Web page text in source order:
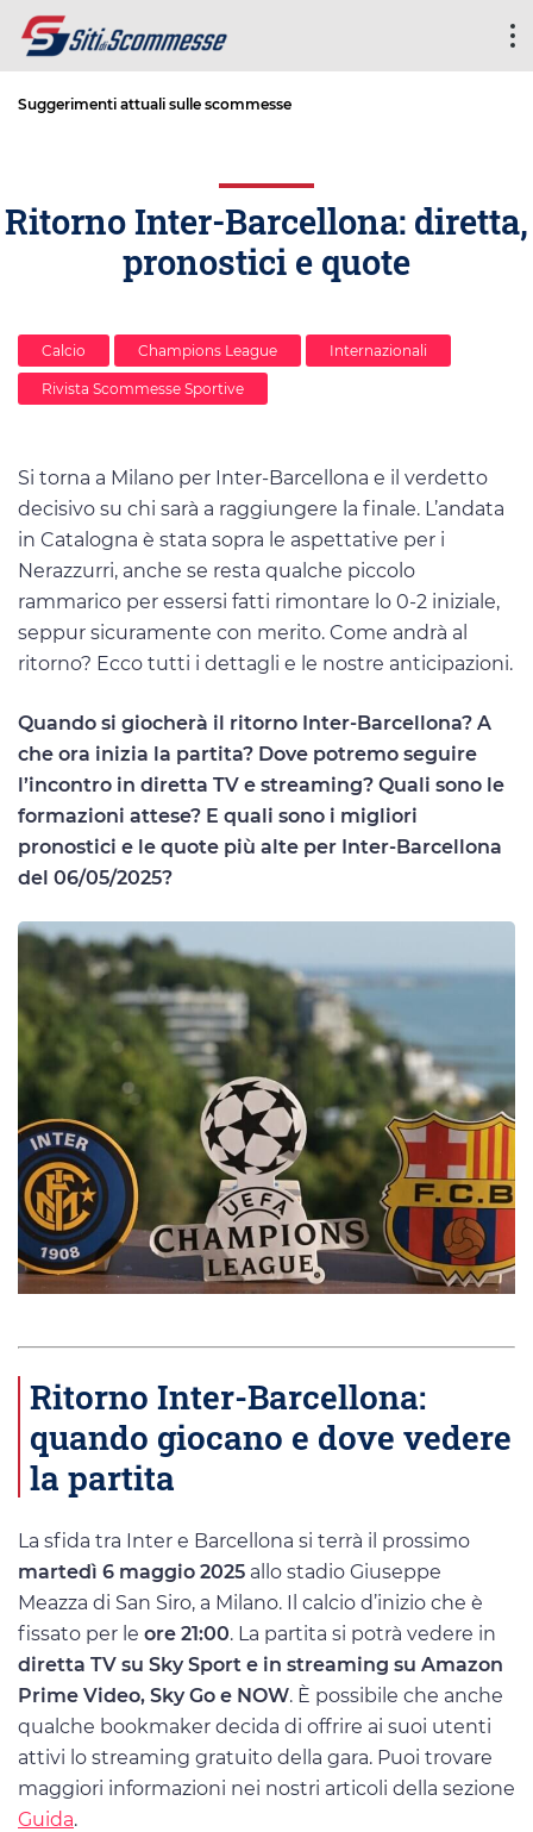
Suggerimenti attuali sulle scommesse
Ritorno Inter-Barcellona: diretta,
pronostici e quote
Calcio Champions League Internazionali
Rivista Scommesse Sportive
Si torna a Milano per Inter-Barcellona e il verdetto
decisivo su chi sarà a raggiungere la finale. L’andata
in Catalogna è stata sopra le aspettative per i
Nerazzurri, anche se resta qualche piccolo
rammarico per essersi fatti rimontare lo 0-2 iniziale,
seppur sicuramente con merito. Come andrà al
ritorno? Ecco tutti i dettagli e le nostre anticipazioni.
Quando si giocherà il ritorno Inter-Barcellona? A
che ora inizia la partita? Dove potremo seguire
l’incontro in diretta TV e streaming? Quali sono le
formazioni attese? E quali sono i migliori
pronostici e le quote più alte per Inter-Barcellona
del 06/05/2025?
Ritorno Inter-Barcellona:
quando giocano e dove vedere
la partita
La sfida tra Inter e Barcellona si terrà il prossimo
martedì 6 maggio 2025 allo stadio Giuseppe
Meazza di San Siro, a Milano. Il calcio d’inizio che è
fissato per le ore 21:00. La partita si potrà vedere in
diretta TV su Sky Sport e in streaming su Amazon
Prime Video, Sky Go e NOW. È possibile che anche
qualche bookmaker decida di offrire ai suoi utenti
attivi lo streaming gratuito della gara. Puoi trovare
maggiori informazioni nei nostri articoli della sezione
Guida.